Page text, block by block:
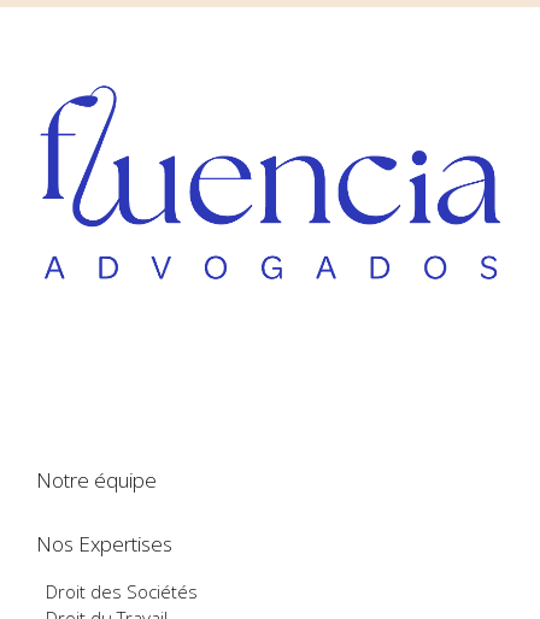
Notre équipe
Nos Expertises
Droit des Sociétés